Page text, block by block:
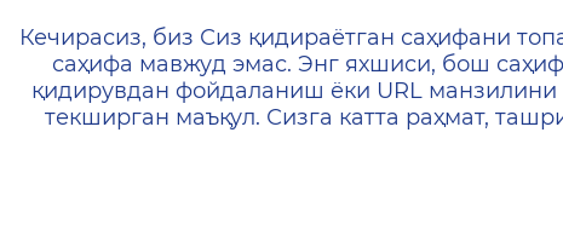
404 — Страница не
Кечирасиз, биз Сиз қидираётган саҳифани
саҳифа мавжуд эмас. Энг яхшиси, бош
қидирувдан фойдаланиш ёки URL
текширган маъқул. Сизга катта раҳмат,